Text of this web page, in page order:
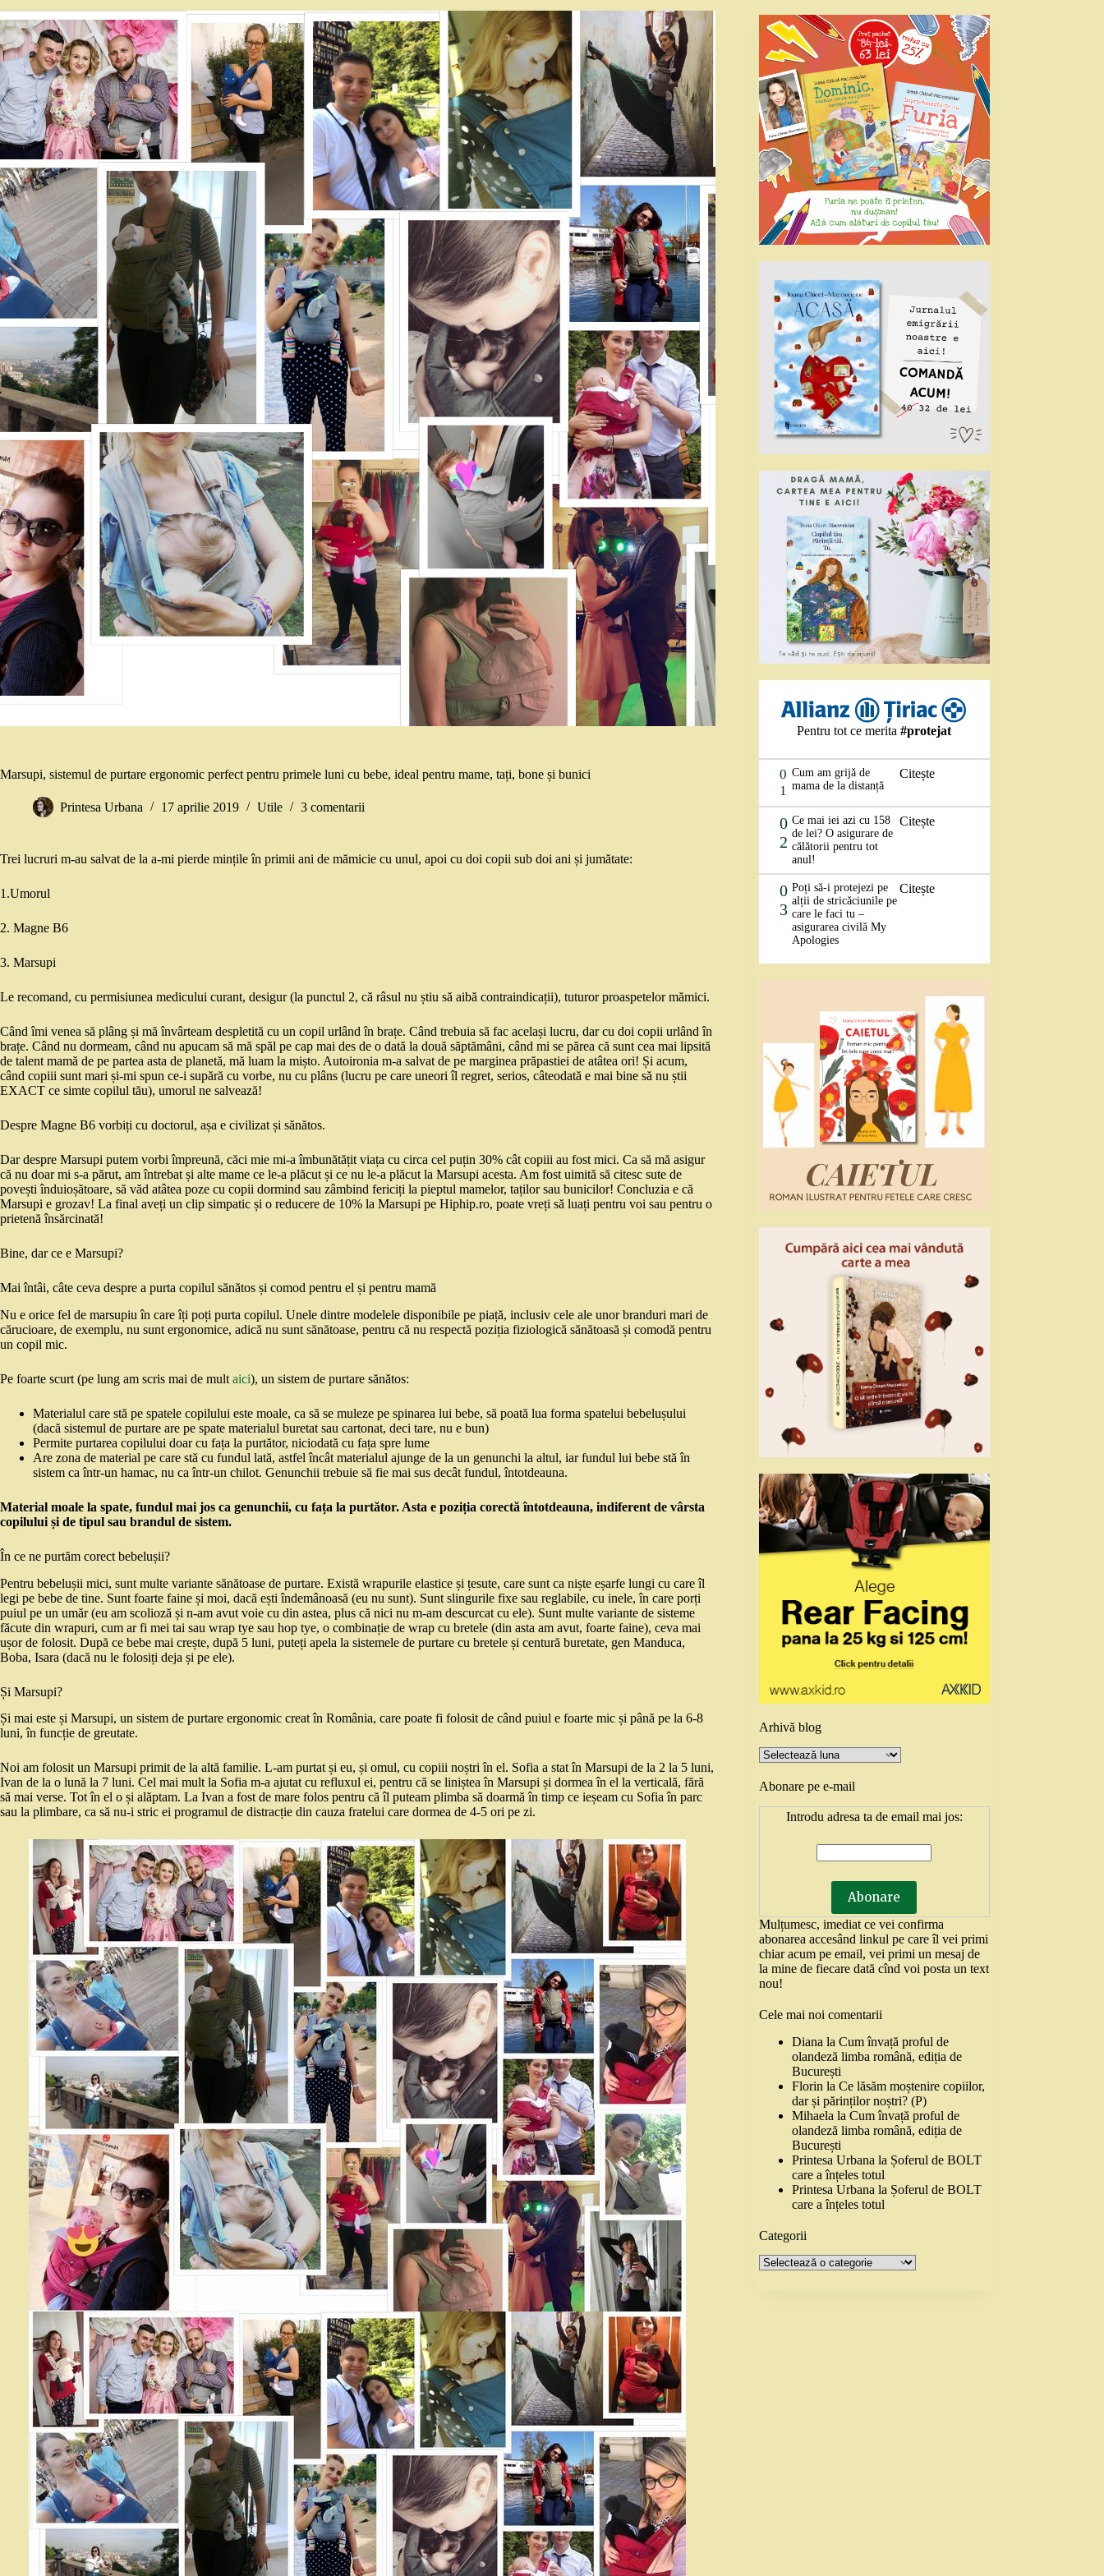
Marsupi, sistemul de purtare ergonomic perfect pentru primele luni cu bebe, ideal pentru mame, tați, bone și bunici
Printesa Urbana 17 aprilie 2019 Utile 3 comentarii
Trei lucruri m-au salvat de la a-mi pierde mințile în primii ani de mămicie cu unul, apoi cu doi copii sub doi ani și jumătate:
1.Umorul
2. Magne B6
3. Marsupi
Le recomand, cu permisiunea medicului curant, desigur (la punctul 2, că râsul nu știu să aibă contraindicații), tuturor proaspetelor mămici.
Când îmi venea să plâng și mă învârteam despletită cu un copil urlând în brațe. Când trebuia să fac același lucru, dar cu doi copii urlând în
brațe. Când nu dormeam, când nu apucam să mă spăl pe cap mai des de o dată la două săptămâni, când mi se părea că sunt cea mai lipsită
de talent mamă de pe partea asta de planetă, mă luam la mișto. Autoironia m-a salvat de pe marginea prăpastiei de atâtea ori! Și acum,
când copiii sunt mari și-mi spun ce-i supără cu vorbe, nu cu plâns (lucru pe care uneori îl regret, serios, câteodată e mai bine să nu știi
EXACT ce simte copilul tău), umorul ne salvează!
Despre Magne B6 vorbiți cu doctorul, așa e civilizat și sănătos.
Dar despre Marsupi putem vorbi împreună, căci mie mi-a îmbunătățit viața cu circa cel puțin 30% cât copiii au fost mici. Ca să mă asigur
că nu doar mi s-a părut, am întrebat și alte mame ce le-a plăcut și ce nu le-a plăcut la Marsupi acesta. Am fost uimită să citesc sute de
povești înduioșătoare, să văd atâtea poze cu copii dormind sau zâmbind fericiți la pieptul mamelor, taților sau bunicilor! Concluzia e că
Marsupi e grozav! La final aveți un clip simpatic și o reducere de 10% la Marsupi pe Hiphip.ro, poate vreți să luați pentru voi sau pentru o
prietenă însărcinată!
Bine, dar ce e Marsupi?
Mai întâi, câte ceva despre a purta copilul sănătos și comod pentru el și pentru mamă
Nu e orice fel de marsupiu în care îți poți purta copilul. Unele dintre modelele disponibile pe piață, inclusiv cele ale unor branduri mari de
cărucioare, de exemplu, nu sunt ergonomice, adică nu sunt sănătoase, pentru că nu respectă poziția fiziologică sănătoasă și comodă pentru
un copil mic.
Pe foarte scurt (pe lung am scris mai de mult aici), un sistem de purtare sănătos:
Materialul care stă pe spatele copilului este moale, ca să se muleze pe spinarea lui bebe, să poată lua forma spatelui bebelușului
(dacă sistemul de purtare are pe spate materialul buretat sau cartonat, deci tare, nu e bun)
Permite purtarea copilului doar cu fața la purtător, niciodată cu fața spre lume
Are zona de material pe care stă cu fundul lată, astfel încât materialul ajunge de la un genunchi la altul, iar fundul lui bebe stă în
sistem ca într-un hamac, nu ca într-un chilot. Genunchii trebuie să fie mai sus decât fundul, întotdeauna.
Material moale la spate, fundul mai jos ca genunchii, cu fața la purtător. Asta e poziția corectă întotdeauna, indiferent de vârsta
copilului și de tipul sau brandul de sistem.
În ce ne purtăm corect bebelușii?
Pentru bebelușii mici, sunt multe variante sănătoase de purtare. Există wrapurile elastice și țesute, care sunt ca niște eșarfe lungi cu care îl
legi pe bebe de tine. Sunt foarte faine și moi, dacă ești îndemânoasă (eu nu sunt). Sunt slingurile fixe sau reglabile, cu inele, în care porți
puiul pe un umăr (eu am scolioză și n-am avut voie cu din astea, plus că nici nu m-am descurcat cu ele). Sunt multe variante de sisteme
făcute din wrapuri, cum ar fi mei tai sau wrap tye sau hop tye, o combinație de wrap cu bretele (din asta am avut, foarte faine), ceva mai
ușor de folosit. După ce bebe mai crește, după 5 luni, puteți apela la sistemele de purtare cu bretele și centură buretate, gen Manduca,
Boba, Isara (dacă nu le folosiți deja și pe ele).
Și Marsupi?
Și mai este și Marsupi, un sistem de purtare ergonomic creat în România, care poate fi folosit de când puiul e foarte mic și până pe la 6-8
luni, în funcție de greutate.
Noi am folosit un Marsupi primit de la altă familie. L-am purtat și eu, și omul, cu copiii noștri în el. Sofia a stat în Marsupi de la 2 la 5 luni,
Ivan de la o lună la 7 luni. Cel mai mult la Sofia m-a ajutat cu refluxul ei, pentru că se liniștea în Marsupi și dormea în el la verticală, fără
să mai verse. Tot în el o și alăptam. La Ivan a fost de mare folos pentru că îl puteam plimba să doarmă în timp ce ieșeam cu Sofia în parc
sau la plimbare, ca să nu-i stric ei programul de distracție din cauza fratelui care dormea de 4-5 ori pe zi.
Pentru tot ce merita#protejat
0
1
Cum am grijă de
mama de la distanță
Citește
0
2
Ce mai iei azi cu 158
de lei? O asigurare de
călătorii pentru tot
anul!
Citește
0
3
Poți să-i protejezi pe
alții de stricăciunile pe
care le faci tu –
asigurarea civilă My
Apologies
Citește
Arhivă blog
Arhivă
blog
Abonare pe e-mail
Introdu adresa ta de email mai jos:
Mulțumesc, imediat ce vei confirma
abonarea accesând linkul pe care îl vei primi
chiar acum pe email, vei primi un mesaj de
la mine de fiecare dată cînd voi posta un text
nou!
Cele mai noi comentarii
Diana laCum învață proful de
olandeză limba română, ediția de
București
Florin laCe lăsăm moștenire copiilor,
dar și părinților noștri? (P)
Mihaela laCum învață proful de
olandeză limba română, ediția de
București
Printesa Urbana la Șoferul de BOLT
care a înțeles totul
Printesa Urbana la Șoferul de BOLT
care a înțeles totul
Categorii
Categorii